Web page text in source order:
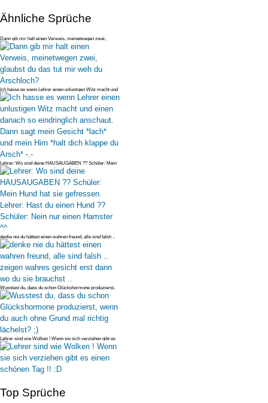
Ähnliche Sprüche
Dann gib mir halt einen Verweis, meinetwegen zwei,
glaubst du das tut mi
Ich hasse es wenn Lehrer einen unlustigen Witz macht und
einen danach so
Lehrer: Wo sind deine HAUSAUGABEN ?? Schüler: Mein
Hund hat sie gefresse
denke nie du hättest einen wahren freund, alle sind falsh ..
zeigen wahr
Wusstest du, dass du schon Glückshormone produzierst,
wenn du auch ohne
Lehrer sind wie Wolken ! Wenn sie sich verziehen gibt es
einen schönen T
Top Sprüche